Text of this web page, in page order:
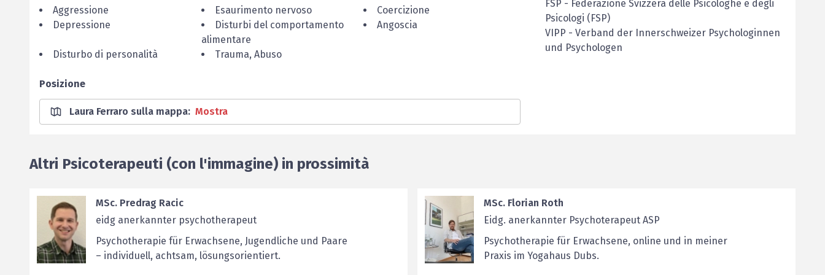
Aggressione
Esaurimento nervoso
Coercizione
Depressione
Disturbi del comportamento
alimentare
Angoscia
Disturbo di personalità Trauma, Abuso
Posizione
Laura Ferraro sulla mappa: Mostra
FSP - Federazione Svizzera delle Psicologhe e degli
Psicologi (FSP)
VIPP - Verband der Innerschweizer Psychologinnen
und Psychologen
Altri Psicoterapeuti (con l'immagine) in prossimità
MSc. Predrag Racic
eidg anerkannter psychotherapeut
Psychotherapie für Erwachsene, Jugendliche und Paare
– individuell, achtsam, lösungsorientiert.
MSc. Florian Roth
Eidg. anerkannter Psychoterapeut ASP
Psychotherapie für Erwachsene, online und in meiner
Praxis im Yogahaus Dubs.